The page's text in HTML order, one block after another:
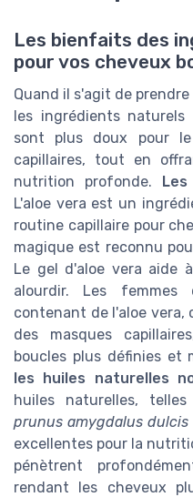
Les bienfaits des
pour vos cheveux
Quand il s'agit de
les ingrédients
sont plus doux pour
capillaires, tout en
nutrition profonde.
L'aloe vera est un
routine capillaire pour
magique est reconnu
Le gel d'aloe vera aide
alourdir. Les
contenant de l'aloe vera,
des masques
boucles plus définies et
les huiles naturelles
huiles naturelles,
prunus amygdalus dulcis
excellentes pour la
pénètrent
rendant les cheveux